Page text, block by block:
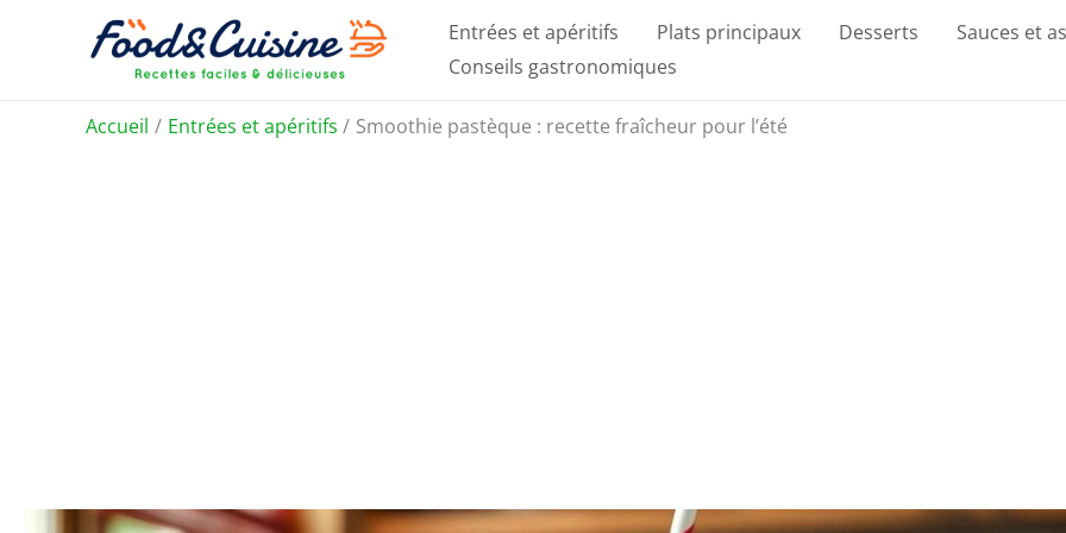
Entrées et apéritifs Plats principaux Desserts Sauces et
Conseils gastronomiques
Accueil Entrées et apéritifs Smoothie pastèque : recette fraîcheur pour l’été